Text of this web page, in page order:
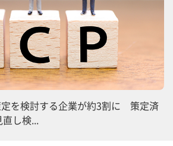
定を検討する企業が約3割に 策定済
し検...